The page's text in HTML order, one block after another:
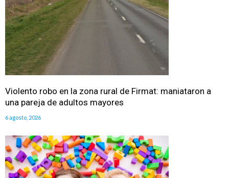
Violento robo en la zona rural de Firmat: maniataron a
una pareja de adultos mayores
6 agosto, 2026